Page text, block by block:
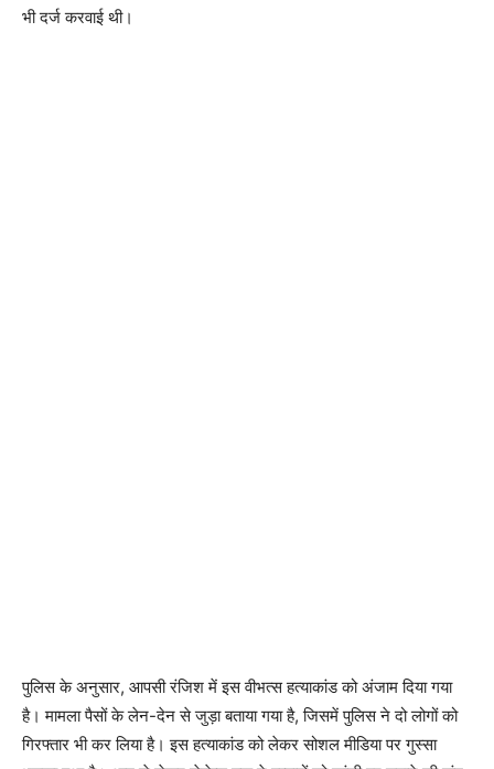
भी दर्ज करवाई थी।
पुलिस के अनुसार, आपसी रंजिश में इस वीभत्स हत्याकांड को अंजाम दिया गया
है। मामला पैसों के लेन-देन से जुड़ा बताया गया है, जिसमें पुलिस ने दो लोगों को
गिरफ्तार भी कर लिया है। इस हत्याकांड को लेकर सोशल मीडिया पर गुस्सा